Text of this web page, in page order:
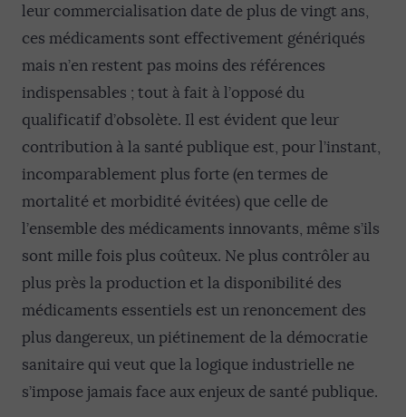
leur commercialisation date de plus de vingt ans,
ces médicaments sont effectivement génériqués
mais n’en restent pas moins des références
indispensables ; tout à fait à l’opposé du
qualificatif d’obsolète. Il est évident que leur
contribution à la santé publique est, pour l’instant,
incomparablement plus forte (en termes de
mortalité et morbidité évitées) que celle de
l’ensemble des médicaments innovants, même s’ils
sont mille fois plus coûteux. Ne plus contrôler au
plus près la production et la disponibilité des
médicaments essentiels est un renoncement des
plus dangereux, un piétinement de la démocratie
sanitaire qui veut que la logique industrielle ne
s’impose jamais face aux enjeux de santé publique.